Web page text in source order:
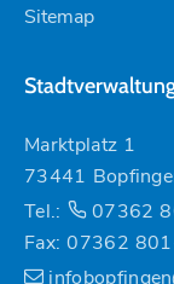
Sitemap
Marktplatz 1
73441
Tel.:
07362
Fax: 07362